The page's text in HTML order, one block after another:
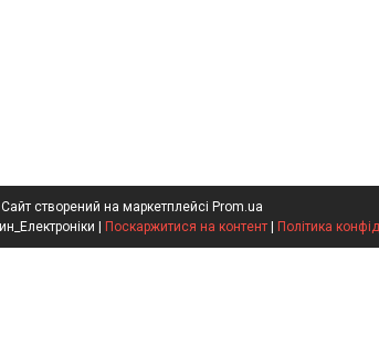
Сайт створений на маркетплейсі Prom.ua
Поскаржитися на контент Політика